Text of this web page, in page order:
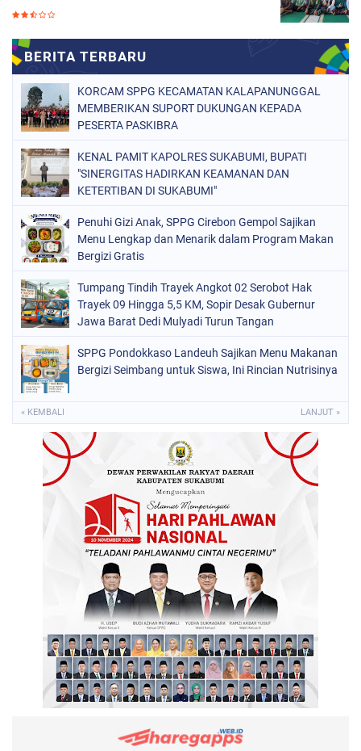
KORCAM SPPG KECAMATAN KALAPANUNGGAL
MEMBERIKAN SUPORT DUKUNGAN KEPADA
PESERTA PASKIBRA
KENAL PAMIT KAPOLRES SUKABUMI, BUPATI
"SINERGITAS HADIRKAN KEAMANAN DAN
KETERTIBAN DI SUKABUMI"
Penuhi Gizi Anak, SPPG Cirebon Gempol Sajikan
Menu Lengkap dan Menarik dalam Program Makan
Bergizi Gratis
Tumpang Tindih Trayek Angkot 02 Serobot Hak
Trayek 09 Hingga 5,5 KM, Sopir Desak Gubernur
Jawa Barat Dedi Mulyadi Turun Tangan
SPPG Pondokkaso Landeuh Sajikan Menu Makanan
Bergizi Seimbang untuk Siswa, Ini Rincian Nutrisinya
« KEMBALI LANJUT »